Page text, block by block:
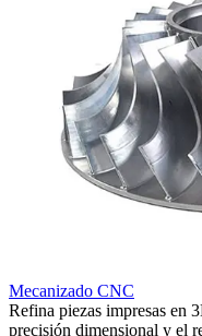
Mecanizado CNC
Refina piezas impresas en
precisión dimensional y el